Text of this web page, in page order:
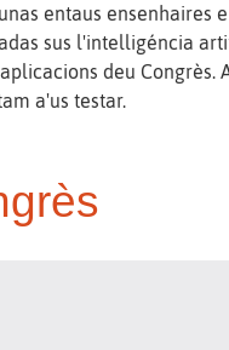
entaus ensenhaires
sus l'intelligéncia
deu Congrès.
a'us testar.